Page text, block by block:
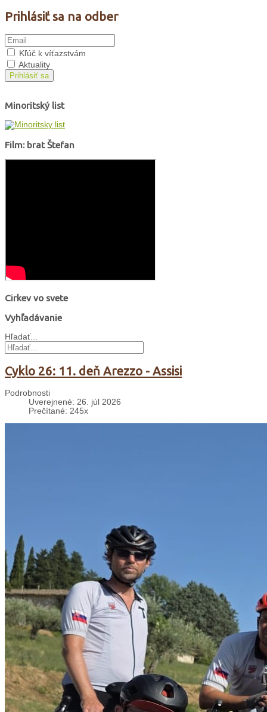
Prihlásiť sa na odber
Kľúč k víťazstvám
Aktuality
Prihlásiť sa
Minoritský list
Film: brat Štefan
Cirkev vo svete
Vyhľadávanie
Hľadať...
Cyklo 26: 11. deň Arezzo - Assisi
Podrobnosti
Uverejnené: 26. júl 2026
Prečítané: 245x